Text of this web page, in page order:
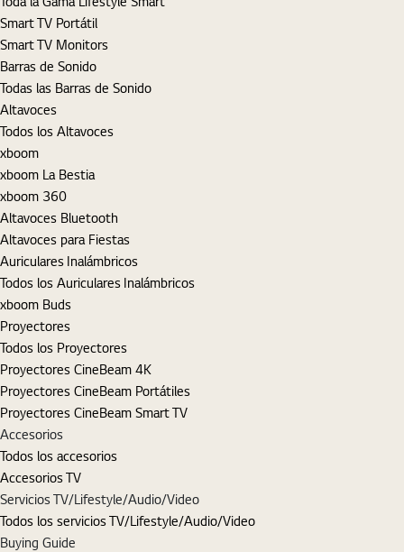
Smart TV Portátil
Smart TV Monitors
Barras de Sonido
Todas las Barras de Sonido
Altavoces
Todos los Altavoces
xboom
xboom La Bestia
xboom 360
Altavoces Bluetooth
Altavoces para Fiestas
Auriculares Inalámbricos
Todos los Auriculares Inalámbricos
xboom Buds
Proyectores
Todos los Proyectores
Proyectores CineBeam 4K
Proyectores CineBeam Portátiles
Proyectores CineBeam Smart TV
Accesorios
Todos los accesorios
Accesorios TV
Servicios TV/Lifestyle/Audio/Video
Todos los servicios TV/Lifestyle/Audio/Video
Buying Guide